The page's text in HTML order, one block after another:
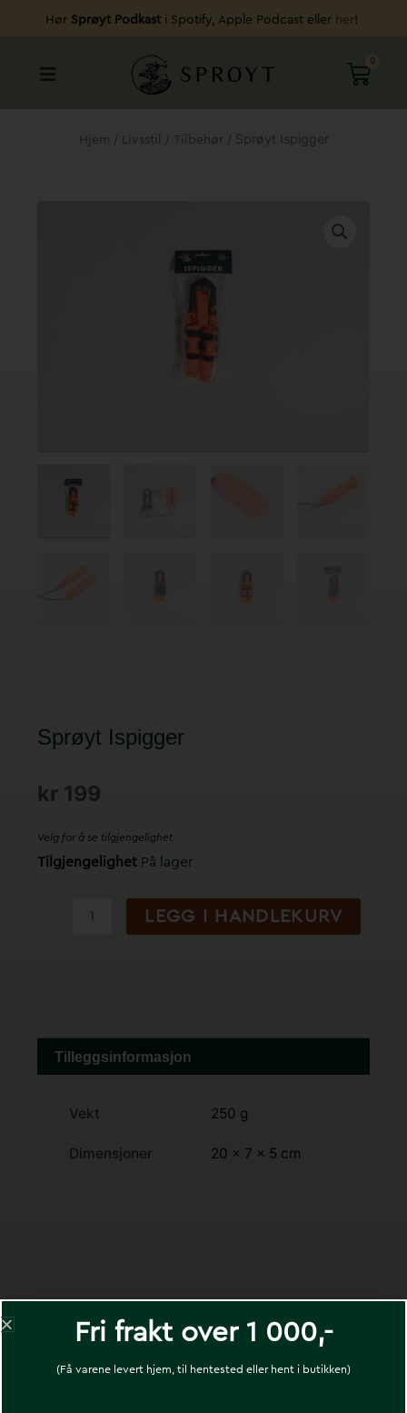
innholdet
Hør Sprøyt Podkast i Spotify, Apple Podcast eller her!
0
Hjem / Livsstil / Tilbehør/ Sprøyt Ispigger
Sprøyt Ispigger
kr 199
Velg for å se tilgjengelighet
Tilgjengelighet På lager
Sprøyt
LEGG I HANDLEKURV
Tilleggsinformasjon
Vekt 250 g
Dimensjoner 20 × 7 × 5 cm
Fri frakt over 1 000,-
(Få varene levert hjem, til hentested eller hent i butikken)